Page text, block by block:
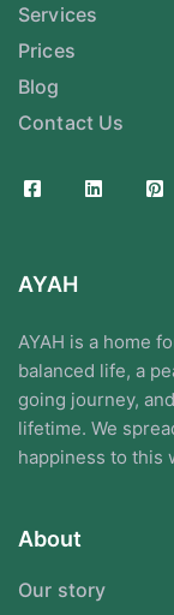
Services
Prices
Blog
Contact Us
AYAH
AYAH is a home
balanced life, a
going journey,
lifetime. We
happiness to this
About
Our story